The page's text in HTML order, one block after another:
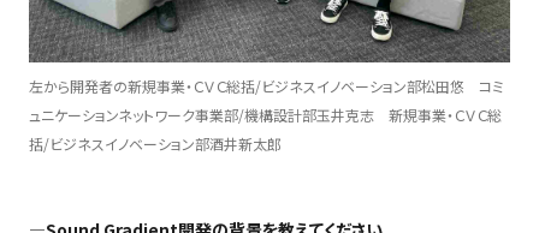
左から開発者の新規事業・ＣＶＣ総括/ビジネスイノベーション部松田悠 コミ
ュニケーションネットワーク事業部/機構設計部玉井克志 新規事業・ＣＶＣ総
括/ビジネスイノベーション部酒井新太郎